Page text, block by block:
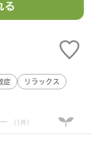
る
症 リラックス
（1件）